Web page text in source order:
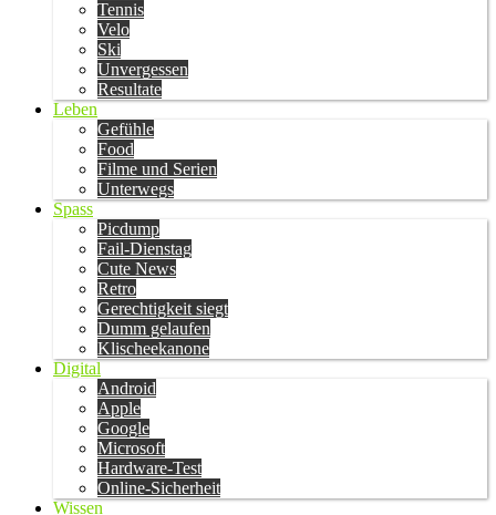
Tennis
Velo
Ski
Unvergessen
Resultate
Leben
Gefühle
Food
Filme und Serien
Unterwegs
Spass
Picdump
Fail-Dienstag
Cute News
Retro
Gerechtigkeit siegt
Dumm gelaufen
Klischeekanone
Digital
Android
Apple
Google
Microsoft
Hardware-Test
Online-Sicherheit
Wissen